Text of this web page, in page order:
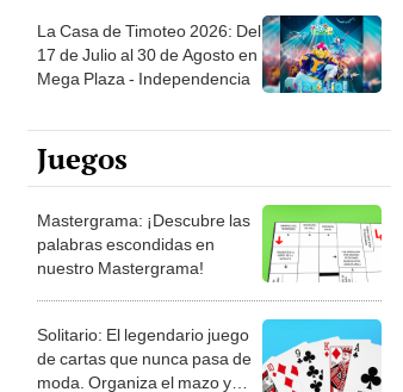
La Casa de Timoteo 2026: Del
17 de Julio al 30 de Agosto en
Mega Plaza - Independencia
Juegos
Mastergrama: ¡Descubre las
palabras escondidas en
nuestro Mastergrama!
Solitario: El legendario juego
de cartas que nunca pasa de
moda. Organiza el mazo y